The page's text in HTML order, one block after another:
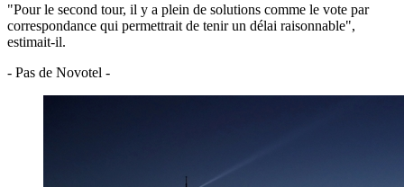
"Pour le second tour, il y a plein de solutions comme le vote par
correspondance qui permettrait de tenir un délai raisonnable",
estimait-il.
- Pas de Novotel -